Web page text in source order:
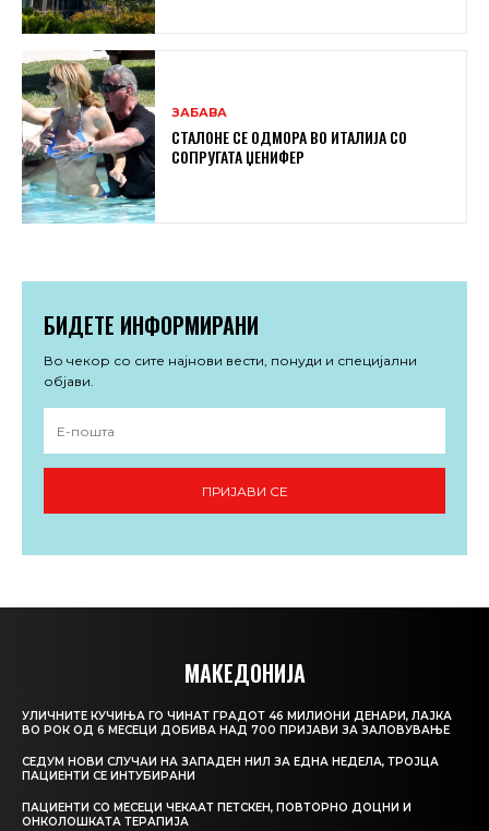
ЗАБАВА
СТАЛОНЕ СЕ ОДМОРА ВО ИТАЛИЈА СО
СОПРУГАТА ЏЕНИФЕР
БИДЕТЕ ИНФОРМИРАНИ
Во чекор со сите најнови вести, понуди и специјални
објави.
ПРИЈАВИ СЕ
МАКЕДОНИЈА
УЛИЧНИТЕ КУЧИЊА ГО ЧИНАТ ГРАДОТ 46 МИЛИОНИ ДЕНАРИ, ЛАЈКА
ВО РОК ОД 6 МЕСЕЦИ ДОБИВА НАД 700 ПРИЈАВИ ЗА ЗАЛОВУВАЊЕ
СЕДУМ НОВИ СЛУЧАИ НА ЗАПАДЕН НИЛ ЗА ЕДНА НЕДЕЛА, ТРОЈЦА
ПАЦИЕНТИ СЕ ИНТУБИРАНИ
ПАЦИЕНТИ СО МЕСЕЦИ ЧЕКААТ ПЕТСКЕН, ПОВТОРНО ДОЦНИ И
ОНКОЛОШКАТА ТЕРАПИЈА